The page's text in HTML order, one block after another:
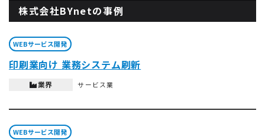
株式会社BYnetの事例
WEBサービス開発
印刷業向け 業務システム刷新
業界 サービス業
WEBサービス開発